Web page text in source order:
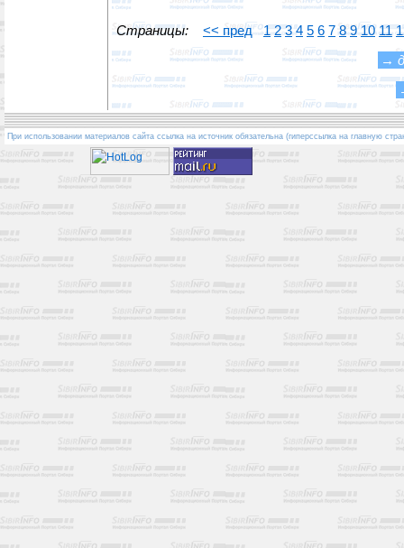
Страницы: << пред 1 2 3 4 5 6 7 8 9 10 11
→
При использовании материалов сайта ссылка на источник обязательна (гиперссылка на главную